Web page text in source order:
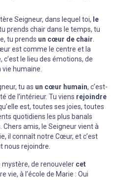
Seigneur, dans lequel toi, le
prends chair dans le temps, tu
tu prends un cœur de chair.
est comme le centre et la
le lieu des émotions, de
vie humaine.
tu as un cœur humain, c’est-
de l’intérieur. Tu viens rejoindre
est, toutes ses joies, toutes
quotidiens les plus banals
amis, le Seigneur vient à
il connaît notre Cœur, et c’est
nous rejoindre.
mystère, de renouveler cet
vie, à l’école de Marie : Oui